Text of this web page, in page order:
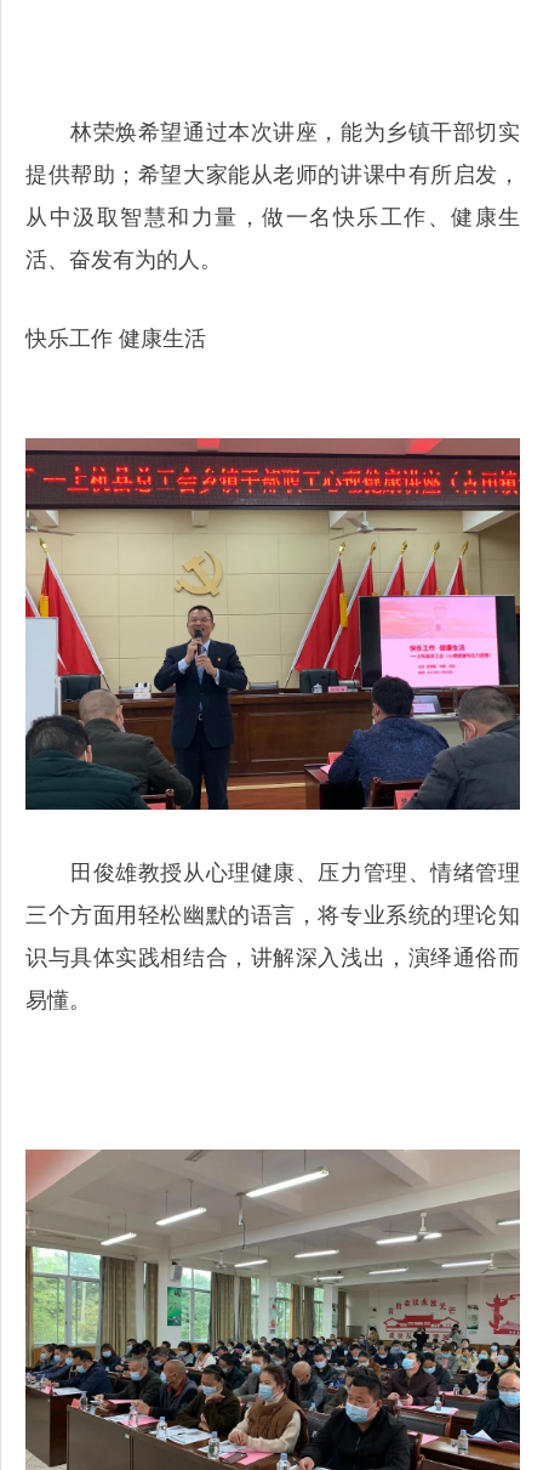
林荣焕希望通过本次讲座，能为乡镇干部切实
提供帮助；希望大家能从老师的讲课中有所启发，
从中汲取智慧和力量，做一名快乐工作、健康生
活、奋发有为的人。
快乐工作 健康生活
田俊雄教授从心理健康、压力管理、情绪管理
三个方面用轻松幽默的语言，将专业系统的理论知
识与具体实践相结合，讲解深入浅出，演绎通俗而
易懂。